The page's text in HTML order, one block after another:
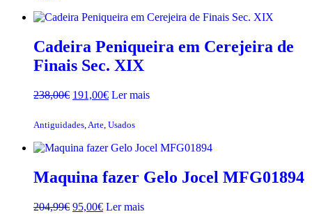
Cadeira Peniqueira em Cerejeira de
Finais Sec. XIX
238,00€ O
original
era:
238,00€.
191,00€O
atual
é:
191,00€.
Ler mais
Antiguidades Arte Usados
Maquina fazer Gelo Jocel MFG01894
204,99€ O
95,00€OLer mais